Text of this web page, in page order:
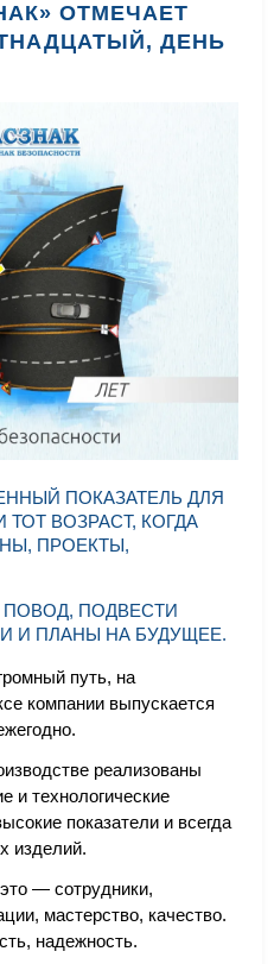
ОТМЕЧАЕТ
ДЕНЬ
ПОКАЗАТЕЛЬ ДЛЯ
ВОЗРАСТ, КОГДА
ПРОЕКТЫ,
ПОДВЕСТИ
И ПЛАНЫ НА БУДУЩЕЕ.
путь, на
компании выпускается
реализованы
и технологические
показатели и всегда
изделий.
— сотрудники,
мастерство, качество.
надежность.